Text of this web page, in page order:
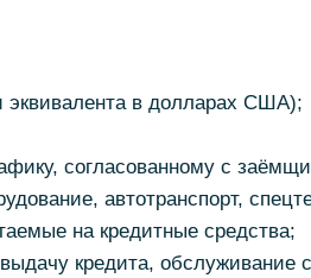
в долларах США);
согласованному с
автотранспорт,
на кредитные средства;
кредита, обслуживание